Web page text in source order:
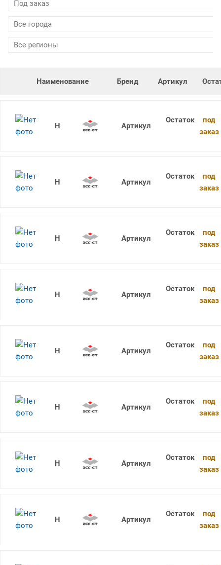
Наименование Бренд Артикул
1736SU05C-1060 KDG303
под
заказ
1736SU05C-0950 KDG303
под
заказ
1736SU05C-0960 KDG303
под
заказ
1736SU05C-0970 KDG303
под
заказ
1736SU05C-0980 KDG303
под
заказ
1736SU05C-0990 KDG303
под
заказ
1736SU05C-1000 KDG303
под
заказ
1736SU05C-1010 KDG303
под
заказ